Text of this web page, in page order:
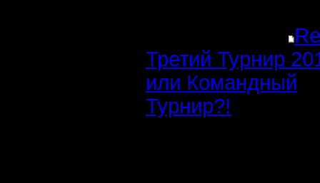
Третий Турнир
или Командный
Турнир?!